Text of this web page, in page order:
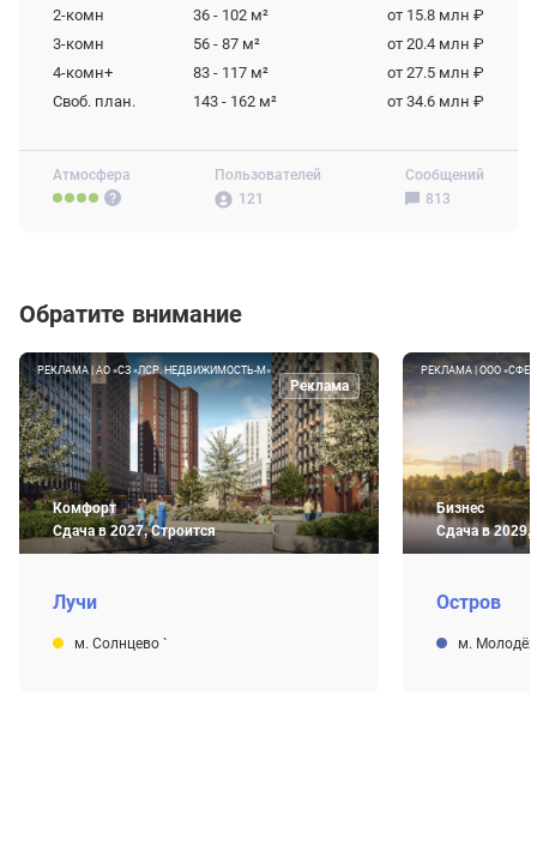
Атмосфера
Пользователей
121
Сообщений
813
2-комн
36 - 102 м²
от 15.8 млн ₽
3-комн
56 - 87 м²
от 20.4 млн ₽
4-комн+
83 - 117 м²
от 27.5 млн ₽
Своб. план.
143 - 162 м² от 34.6 млн ₽
Обратите внимание
РЕКЛАМА | АО «СЗ «ЛСР. НЕДВИЖИМОСТЬ-М»
Комфорт
Сдача в 2027, Строится
Реклама
Лучи
м. Солнцево `
РЕКЛАМА | ООО
Бизнес
Сдача в 2029,
Остров
м.